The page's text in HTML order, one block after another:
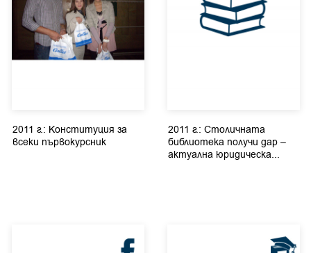
2011 г.: Конституция за
всеки първокурсник
2011 г.: Столичната
библиотека получи дар –
актуална юридическа...